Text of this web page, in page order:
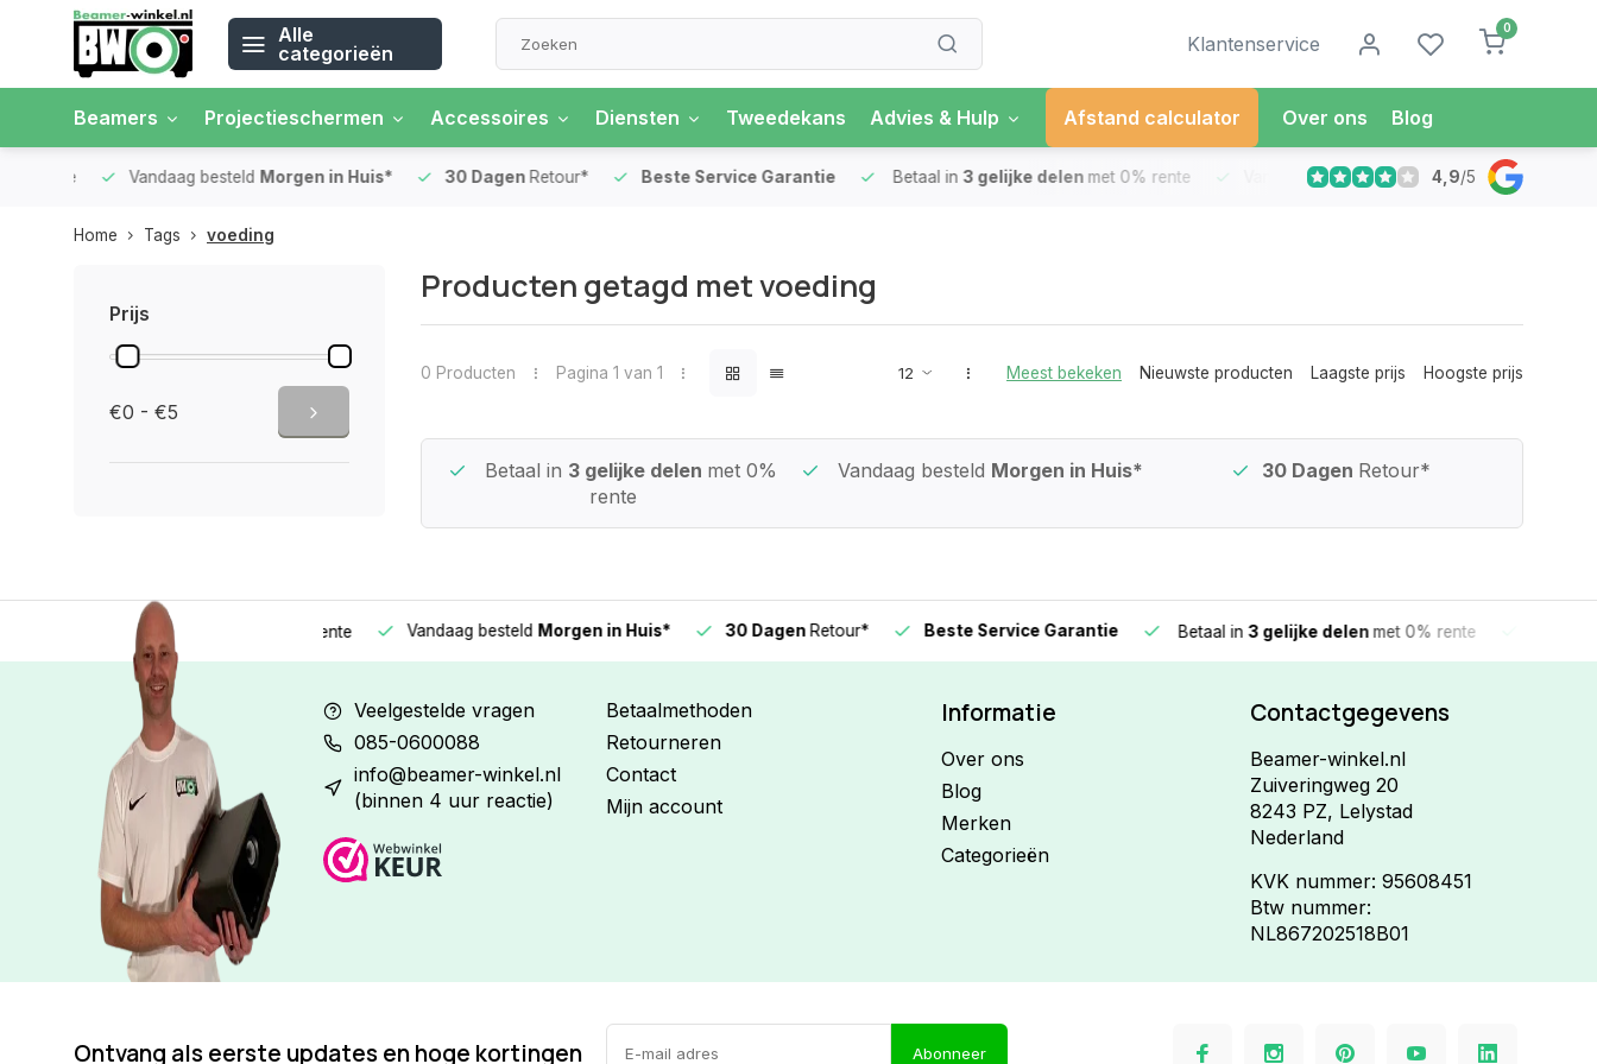
Alle
categorieën
Klantenservice
0
Beamers Projectieschermen Accessoires Diensten Tweedekans Advies & Hulp Afstand calculator Over ons Blog
Vandaag besteldMorgen in Huis* 30 DagenRetour* Beste Service Garantie Betaal in 3 gelijke delen met 0% rente Vandaag besteldMorgen in Huis*
4,9/5
Home Tags voeding
Prijs
€0 - €5
Producten getagd met voeding
0 Producten Pagina 1 van 1 Meest bekeken Nieuwste producten Laagste prijs Hoogste prijs
Beste Service Garantie Betaal in 3 gelijke delen met 0%
rente
Vandaag besteld Morgen in Huis* 30 Dagen Retour*
3 gelijke delen Vandaag besteldMorgen in Huis* 30 DagenRetour* Beste Service Garantie Betaal in3 gelijke delen met 0% rente
Veelgestelde vragen
085-0600088
info@beamer-winkel.nl
(binnen 4 uur reactie)
Betaalmethoden
Retourneren
Contact
Mijn account
Informatie
Over ons
Blog
Merken
Categorieën
Contactgegevens
Beamer-winkel.nl
Zuiveringweg 20
8243 PZ, Lelystad
Nederland
KVK nummer: 95608451
Btw nummer:
NL867202518B01
Ontvang als eerste updates en hoge kortingen Abonneer